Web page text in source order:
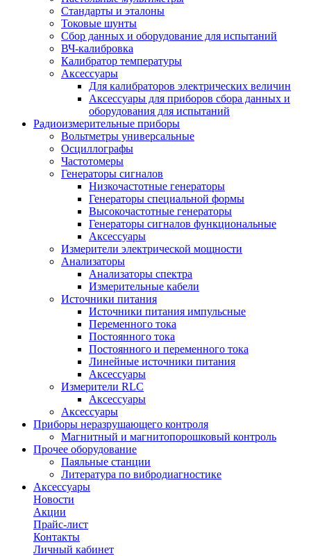
Стандарты и эталоны
Токовые шунты
Сбор данных и оборудование для испытаний
ВЧ-калибровка
Калибратор температуры
Аксессуары
Для калибраторов электрических величин
Аксессуары для приборов сбора данных и
оборудования для испытаний
Радиоизмерительные приборы
Вольтметры универсальные
Осциллографы
Частотомеры
Генераторы сигналов
Низкочастотные генераторы
Генераторы специальной формы
Высокочастотные генераторы
Генераторы сигналов функциональные
Аксессуары
Измерители электрической мощности
Анализаторы
Анализаторы спектра
Измерительные кабели
Источники питания
Источники питания импульсные
Переменного тока
Постоянного тока
Постоянного и переменного тока
Линейные источники питания
Аксессуары
Измерители RLC
Аксессуары
Аксессуары
Приборы неразрушающего контроля
Магнитный и магнитопорошковый контроль
Прочее оборудование
Паяльные станции
Литература по вибродиагностике
Аксессуары
Новости
Акции
Прайс-лист
Контакты
Личный кабинет